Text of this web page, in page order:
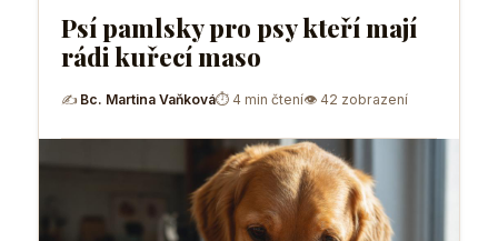
Psí pamlsky pro psy kteří mají
rádi kuřecí maso
✍ Bc. Martina Vaňková⏱ 4 min čtení👁 42 zobrazení